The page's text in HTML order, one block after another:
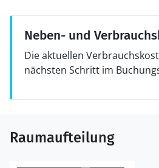
Neben- und
Die aktuellen
nächsten Schritt im
Raumaufteilung